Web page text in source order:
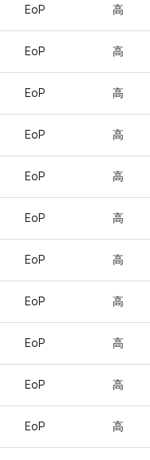
EoP 高
EoP 高
EoP 高
EoP 高
EoP 高
EoP 高
EoP 高
EoP 高
EoP 高
EoP 高
EoP 高